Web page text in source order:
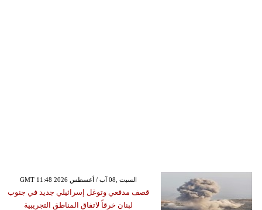
GMT 11:48 2026 السبت ,08 آب / أغسطس
قصف مدفعي وتوغل إسرائيلي جديد في جنوب
لبنان خرقاً لاتفاق المناطق التجريبية